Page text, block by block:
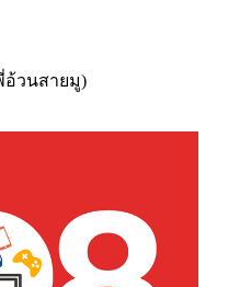
อ้วนสายมู)